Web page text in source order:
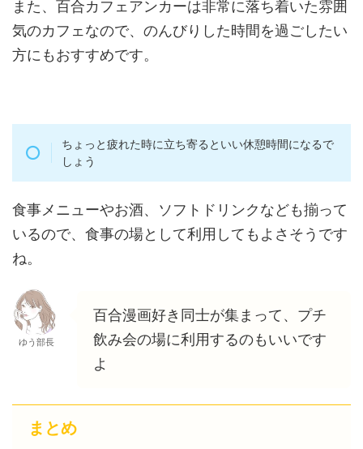
また、百合カフェアンカーは非常に落ち着いた雰囲
気のカフェなので、のんびりした時間を過ごしたい
方にもおすすめです。
ちょっと疲れた時に立ち寄るといい休憩時間になるで
しょう
食事メニューやお酒、ソフトドリンクなども揃って
いるので、食事の場として利用してもよさそうです
ね。
ゆう部長
百合漫画好き同士が集まって、プチ
飲み会の場に利用するのもいいです
よ
まとめ